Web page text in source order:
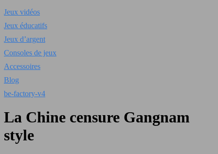
Jeux vidéos
Jeux éducatifs
Jeux d’argent
Consoles de jeux
Accessoires
Blog
be-factory-v4
La Chine censure Gangnam
style